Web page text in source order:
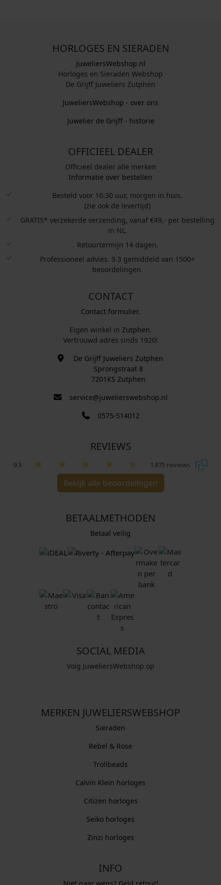
HORLOGES EN SIERADEN
JuweliersWebshop.nl
Horloges en Sieraden Webshop
De Grijff Juweliers Zutphen
JuweliersWebshop - over ons
Juwelier de Grijff - historie
OFFICIEEL DEALER
Officieel dealer alle merken
Informatie over bestellen
Besteld voor 16:30 uur, morgen in huis.
(zie ook de levertijd)
GRATIS* verzekerde verzending, vanaf €49,- per bestelling
in NL.
Retourtermijn 14 dagen.
Professioneel advies. 9.3 gemiddeld van 1500+
beoordelingen.
CONTACT
Contact formulier.
Eigen winkel in Zutphen.
Vertrouwd adres sinds 1920!
De Grijff Juweliers Zutphen
Sprongstraat 8
7201KS Zutphen
service@juwelierswebshop.nl
0575-514012
REVIEWS
9.3 1.875 reviews
Bekijk alle beoordelingen
BETAALMETHODEN
Betaal veilig
SOCIAL MEDIA
Volg JuweliersWebshop op
MERKEN JUWELIERSWEBSHOP
Sieraden
Rebel & Rose
Trollbeads
Calvin Klein horloges
Citizen horloges
Seiko horloges
Zinzi horloges
INFO